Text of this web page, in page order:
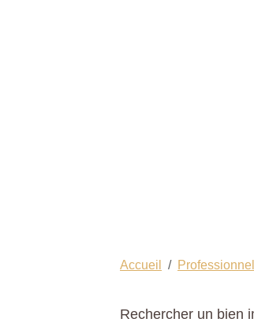
Accueil
Rechercher un bien